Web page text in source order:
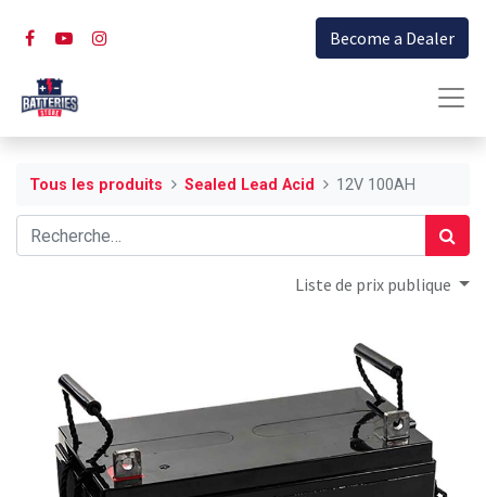
Become a Dealer
Tous les produits Sealed Lead Acid 12V 100AH
Liste de prix publique